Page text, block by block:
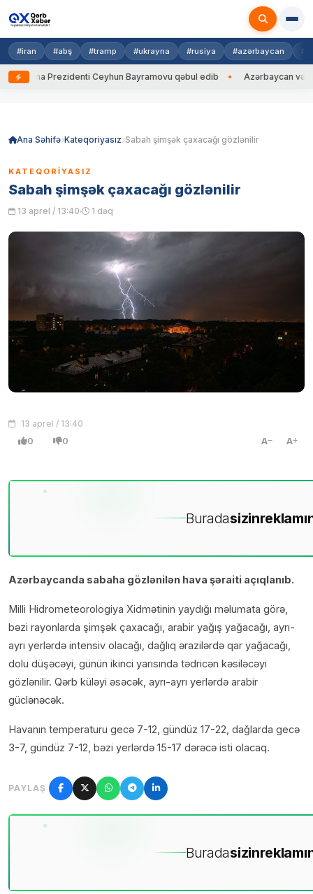
#iran #abş #tramp #ukrayna #rusiya #azərbaycan
Prezidenti Ceyhun Bayramovu qəbul edib Azərbaycan və
Ana Səhifə Kateqoriyasız Sabah şimşək çaxacağı gözlənilir
KATEQORIYASIZ
Sabah şimşək çaxacağı gözlənilir
13 aprel / 13:40 1 dəq
13 aprel / 13:40
0 0 A A
Buradasizin
Azərbaycanda sabaha gözlənilən hava şəraiti açıqlanıb.
Milli Hidrometeorologiya Xidmətinin yaydığı məlumata görə,
bəzi rayonlarda şimşək çaxacağı, arabir yağış yağacağı, ayrı-
ayrı yerlərdə intensiv olacağı, dağlıq ərazilərdə qar yağacağı,
dolu düşəcəyi, günün ikinci yarısında tədricən kəsiləcəyi
gözlənilir. Qərb küləyi əsəcək, ayrı-ayrı yerlərdə arabir
güclənəcək.
Havanın temperaturu gecə 7-12, gündüz 17-22, dağlarda gecə
3-7, gündüz 7-12, bəzi yerlərdə 15-17 dərəcə isti olacaq.
PAYLAŞ
Buradasizin